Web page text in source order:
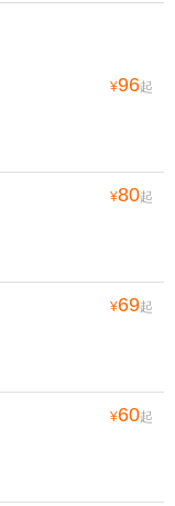
¥96起
¥80起
¥69起
¥60起